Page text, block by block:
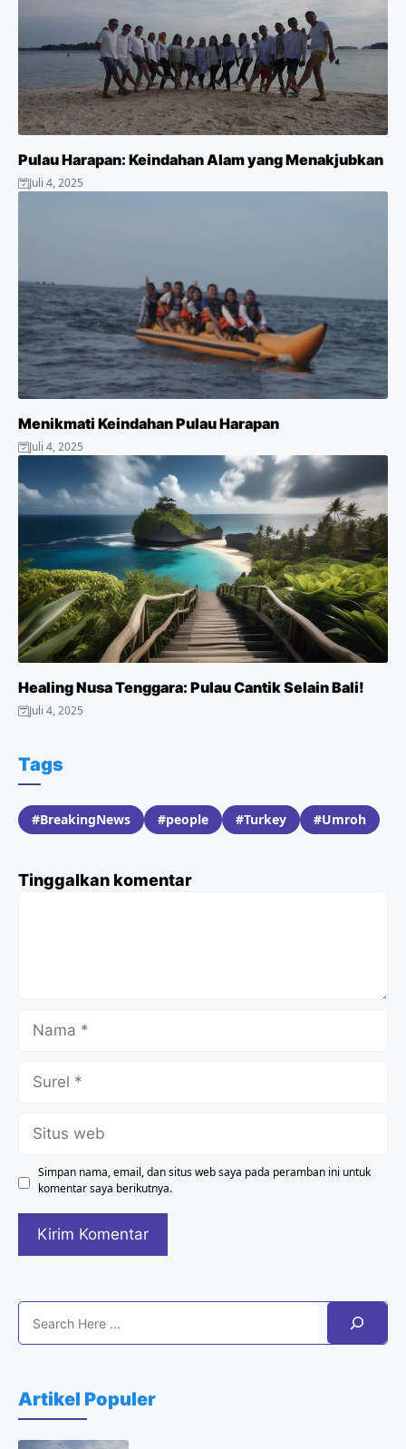
p
m
s
t
Pulau Harapan: Keindahan Alam yang Menakjubkan
Juli 4, 2025
Menikmati Keindahan Pulau Harapan
Juli 4, 2025
Healing Nusa Tenggara: Pulau Cantik Selain Bali!
Juli 4, 2025
Tags
BreakingNews people Turkey Umroh
Tinggalkan komentar
Nama
Surel
Situs
web
Simpan nama, email, dan situs web saya pada peramban ini untuk
komentar saya berikutnya.
Search
Artikel Populer